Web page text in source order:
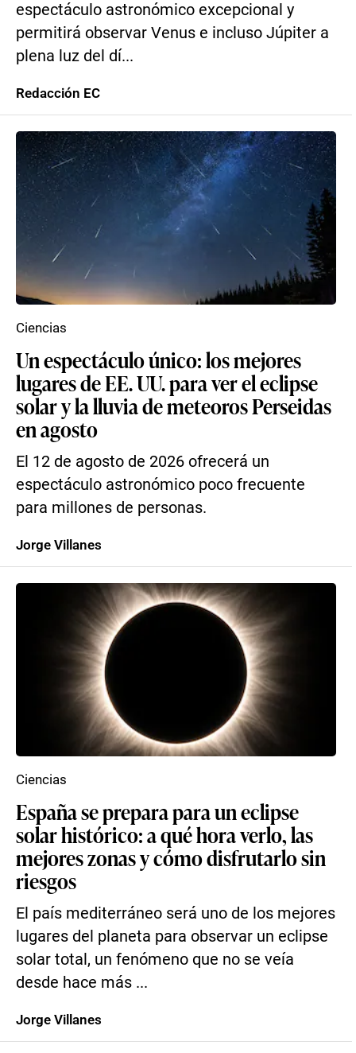
espectáculo astronómico excepcional y
permitirá observar Venus e incluso Júpiter a
plena luz del dí...
Redacción EC
Un espectáculo único: los mejores
lugares de EE. UU. para ver el eclipse
solar y la lluvia de meteoros Perseidas
en agosto
El 12 de agosto de 2026 ofrecerá un
espectáculo astronómico poco frecuente
para millones de personas.
Ciencias
Jorge Villanes
España se prepara para un eclipse
solar histórico: a qué hora verlo, las
mejores zonas y cómo disfrutarlo sin
riesgos
El país mediterráneo será uno de los mejores
lugares del planeta para observar un eclipse
solar total, un fenómeno que no se veía
desde hace más ...
Ciencias
Jorge Villanes